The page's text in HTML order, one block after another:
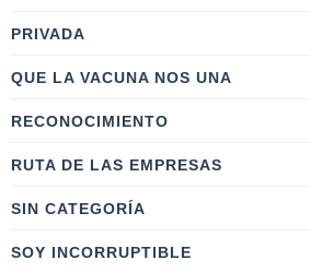
PRIVADA
QUE LA VACUNA NOS UNA
RECONOCIMIENTO
RUTA DE LAS EMPRESAS
SIN CATEGORÍA
SOY INCORRUPTIBLE